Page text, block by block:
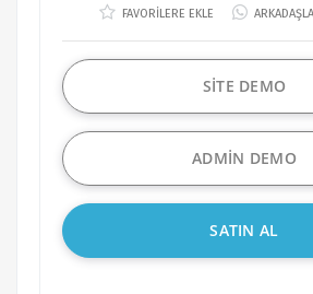
FAVORİLERE EKLE
SİTE DEMO
ADMİN DEMO
SATIN AL